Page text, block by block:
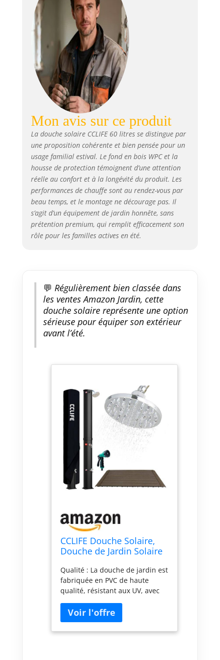
électricité nécessaire, économie
d'énergie. Réglable de manière
flexible : La douche extérieure
dispose d'une tête de douche
extra-large de 15 cm qui peut
être tournée à 180 degrés, pour
des réglages flexibles.
Utilisation polyvalente : Parfaite
pour une utilisation dans le
jardin et au bord de la piscine.
Avertissement de sécurité :
L'alimentation en eau doit rester
ouverte pendant l'utilisation afin
de garantir une pression d'eau
suffisante et un fonctionnement
correct. Avant de prendre une
douche, ajoutez de l'eau froide
et vérifiez la température, en
particulier en cas de fort
ensoleillement.
Mon avis sur ce produit
La douche solaire CCLIFE 60 litres se distingue par
une proposition cohérente et bien pensée pour un
usage familial estival. Le fond en bois WPC et la
housse de protection témoignent d’une attention
réelle au confort et à la longévité du produit. Les
performances de chauffe sont au rendez-vous par
beau temps, et le montage ne décourage pas. Il
s’agit d’un équipement de jardin honnête, sans
prétention premium, qui remplit efficacement son
rôle pour les familles actives en été.
💬 Régulièrement bien classée dans
les ventes Amazon Jardin, cette
douche solaire représente une option
sérieuse pour équiper son extérieur
avant l’été.
CCLIFE Douche Solaire,
Douche de Jardin Solaire
Bois WPC et Housse de
Protection,Température
de l'eau Réglable Jusqu'à
60°
Qualité : La douche de jardin est
fabriquée en PVC de haute
qualité, résistant aux UV, avec
des composants chromés
brillants et un sol robuste en
WPC. Avec plaque de base : La
plaque de base solide en